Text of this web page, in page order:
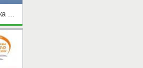
Денежно-кредитная политика и денежно-кредитное регулирование